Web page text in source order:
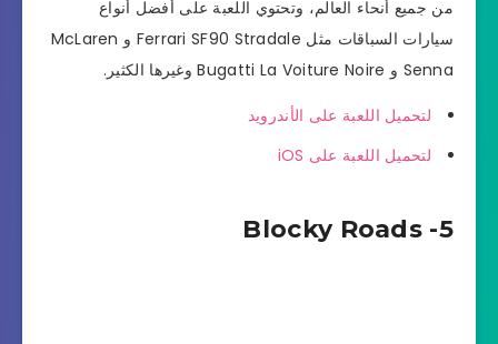
من جميع أنحاء العالم، وتحتوي اللعبة على أفضل أنواع
سيارات السباقات مثل Ferrari SF90 Stradale و McLaren
Senna و Bugatti La Voiture Noire وغيرها الكثير.
لتحميل اللعبة على الأندرويد
لتحميل اللعبة على iOS
5- Blocky Roads